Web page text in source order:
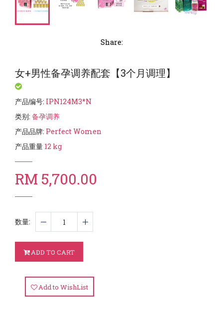
Share:
女+男性备孕调养配套【3个月调理】
产品编号: IPN124M3*N
类别: 备孕调养
产品品牌: Perfect Women
产品重量 12 kg
RM 5,700.00
数量:
ADD TO CART
Add to WishList